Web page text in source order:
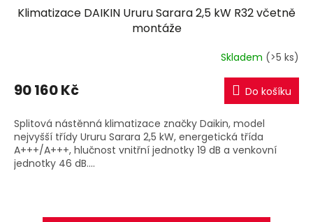
A
R
M
A
Klimatizace DAIKIN Ururu Sarara 2,5 kW R32 včetně
montáže
Skladem (>5 ks)
90 160 Kč Do košíku
Splitová nástěnná klimatizace značky Daikin, model
nejvyšší třídy Ururu Sarara 2,5 kW, energetická třída
A+++/A+++, hlučnost vnitřní jednotky 19 dB a venkovní
jednotky 46 dB....